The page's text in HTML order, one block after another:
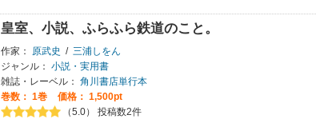
皇室、小説、ふらふら鉄道のこと。
作家： 原武史 / 三浦しをん
ジャンル： 小説・実用書
雑誌・レーベル： 角川書店単行本
巻数： 1巻
価格： 1,500pt
（5.0） 投稿数2件